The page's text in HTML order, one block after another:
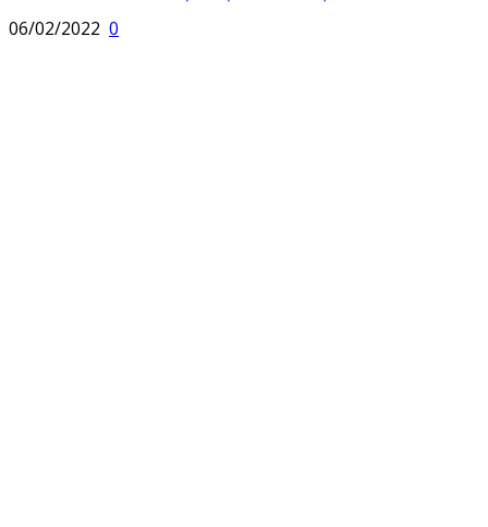
06/02/2022 0